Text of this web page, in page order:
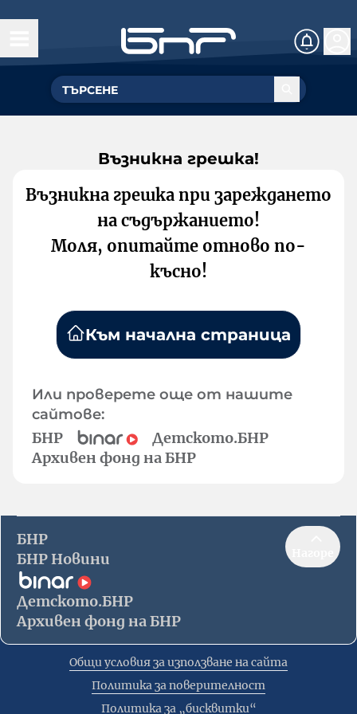
Възникна грешка!
Възникна грешка при зареждането
на съдържанието!
Моля, опитайте отново по-
късно!
Към начална страница
Или проверете още от нашите
сайтове:
БНР
Детското.БНР
Архивен фонд на БНР
БНР
БНР Новини
Детското.БНР
Архивен фонд на БНР
Общи условия за използване на сайта
Политика за поверителност
Политика за „бисквитки“